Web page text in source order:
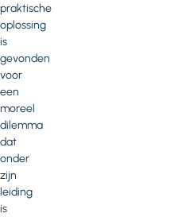
praktische
oplossing
is
gevonden
voor
een
moreel
dilemma
dat
onder
zijn
leiding
is